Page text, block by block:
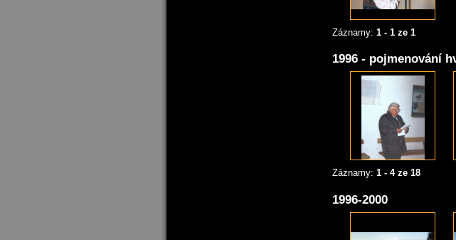
Záznamy: 1 - 1 ze 1
1996 - pojmenování
Záznamy: 1 - 4 ze 18
1996-2000